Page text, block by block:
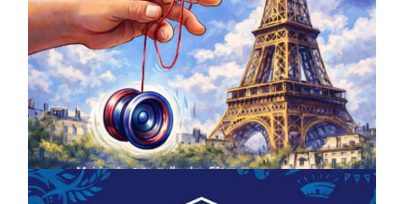
COMPÉTITIONS CULTURE EN FAMILLE JEUNESSE & SPORTS
Championnat de France de la FYYA
le 18 avril – Paris 14e
On18/03/2026byWebmaster2Risi